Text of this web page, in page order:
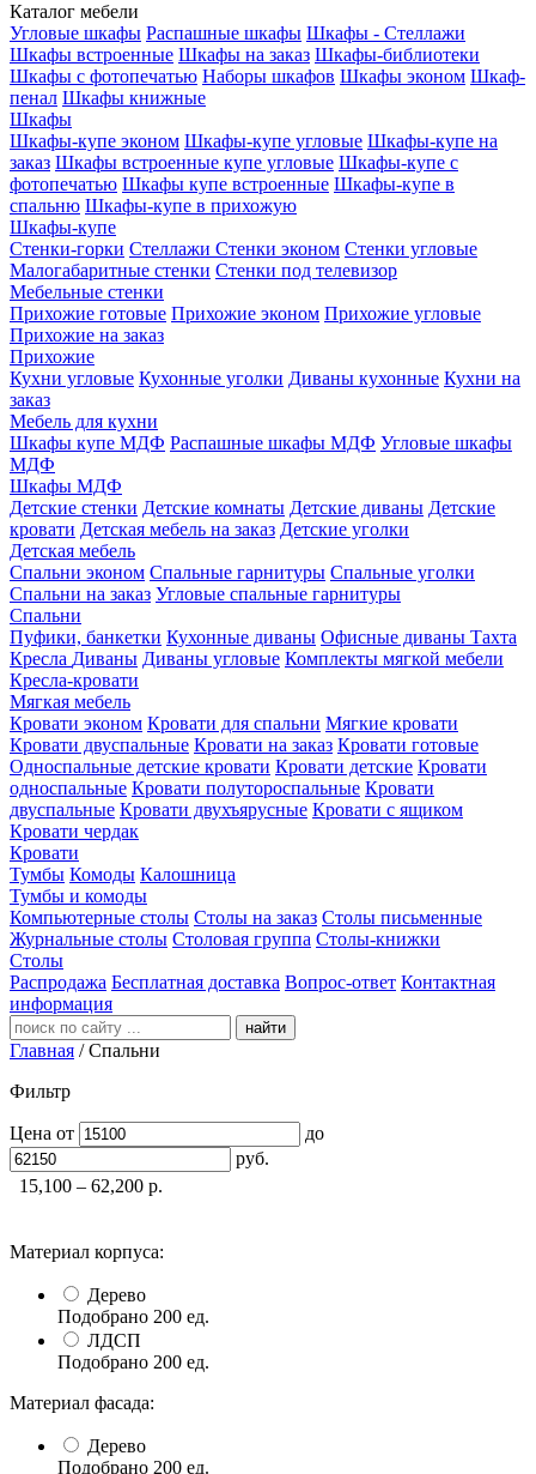
Каталог мебели
Угловые шкафы Распашные шкафы Шкафы - Стеллажи
Шкафы встроенные Шкафы на заказ Шкафы-библиотеки
Шкафы с фотопечатью Наборы шкафов Шкафы эконом Шкаф-
пенал Шкафы книжные
Шкафы
Шкафы-купе эконом Шкафы-купе угловые Шкафы-купе на
заказ Шкафы встроенные купе угловые Шкафы-купе с
фотопечатью Шкафы купе встроенные Шкафы-купе в
спальню Шкафы-купе в прихожую
Шкафы-купе
Стенки-горки Стеллажи Стенки эконом Стенки угловые
Малогабаритные стенки Стенки под телевизор
Мебельные стенки
Прихожие готовые Прихожие эконом Прихожие угловые
Прихожие на заказ
Прихожие
Кухни угловые Кухонные уголки Диваны кухонные Кухни на
заказ
Мебель для кухни
Шкафы купе МДФ Распашные шкафы МДФ Угловые шкафы
МДФ
Шкафы МДФ
Детские стенки Детские комнаты Детские диваны Детские
кровати Детская мебель на заказ Детские уголки
Детская мебель
Спальни эконом Спальные гарнитуры Спальные уголки
Спальни на заказ Угловые спальные гарнитуры
Спальни
Пуфики, банкетки Кухонные диваны Офисные диваны Тахта
Кресла Диваны Диваны угловые Комплекты мягкой мебели
Кресла-кровати
Мягкая мебель
Кровати эконом Кровати для спальни Мягкие кровати
Кровати двуспальные Кровати на заказ Кровати готовые
Односпальные детские кровати Кровати детские Кровати
односпальные Кровати полутороспальные Кровати
двуспальные Кровати двухъярусные Кровати с ящиком
Кровати чердак
Кровати
Тумбы Комоды Калошница
Тумбы и комоды
Компьютерные столы Столы на заказ Столы письменные
Журнальные столы Столовая группа Столы-книжки
Столы
Распродажа Бесплатная доставка Вопрос-ответ Контактная
информация
найти
Главная /Спальни
Фильтр
Цена от
до
руб.
15,100 – 62,200 р.
Материал корпуса:
Дерево
Подобрано 200 ед.
ЛДСП
Подобрано 200 ед.
Материал фасада:
Дерево
Подобрано 200 ед.